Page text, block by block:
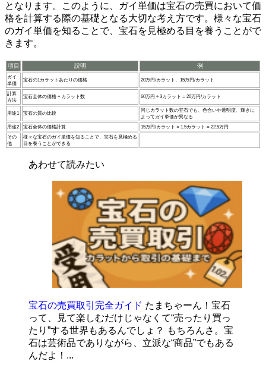
となります。このように、
ガイ単価は宝石の売買において価
格を計算する際の基礎となる大切な考え方です。 様々な宝石
のガイ単価を知ることで、宝石を見極める目を養うことがで
きます。
項目 説明 例
ガイ
単価
宝石の1カラットあたりの価格 20万円/カラット、15万円/カラット
計算
方法
宝石全体の価格 ÷ カラット数 60万円 ÷ 3カラット = 20万円/カラット
用途1 宝石の質の比較
同じカラット数の宝石でも、色合いや透明度、輝きに
よってガイ単価が異なる
用途2
宝石全体の価格計算
15万円/カラット × 1.5カラット = 22.5万円
その
他
様々な宝石のガイ単価を知ることで、宝石を見極める
目を養うことができる
あわせて読みたい
宝石の売買取引完全ガイド たまちゃーん！宝石
って、見て楽しむだけじゃなくて“売ったり買っ
たり”する世界もあるんでしょ？ もちろんさ。宝
石は芸術品でありながら、立派な“商品”でもある
んだよ！...